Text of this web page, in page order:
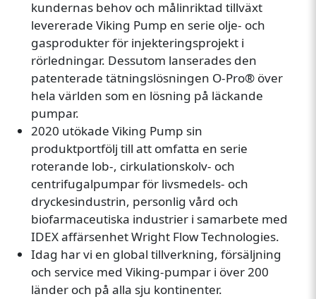
kundernas behov och målinriktad tillväxt
levererade Viking Pump en serie olje- och
gasprodukter för injekteringsprojekt i
rörledningar. Dessutom lanserades den
patenterade tätningslösningen O-Pro® över
hela världen som en lösning på läckande
pumpar.
2020 utökade Viking Pump sin
produktportfölj till att omfatta en serie
roterande lob-, cirkulationskolv- och
centrifugalpumpar för livsmedels- och
dryckesindustrin, personlig vård och
biofarmaceutiska industrier i samarbete med
IDEX affärsenhet Wright Flow Technologies.
Idag har vi en global tillverkning, försäljning
och service med Viking-pumpar i över 200
länder och på alla sju kontinenter.